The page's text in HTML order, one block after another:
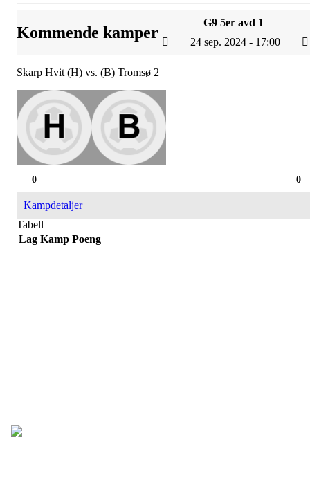
Kommende kamper
G9 5er avd 1
24 sep. 2024 - 17:00
Skarp Hvit (H) vs. (B) Tromsø 2
0
0
Kampdetaljer
Tabell
Lag Kamp Poeng